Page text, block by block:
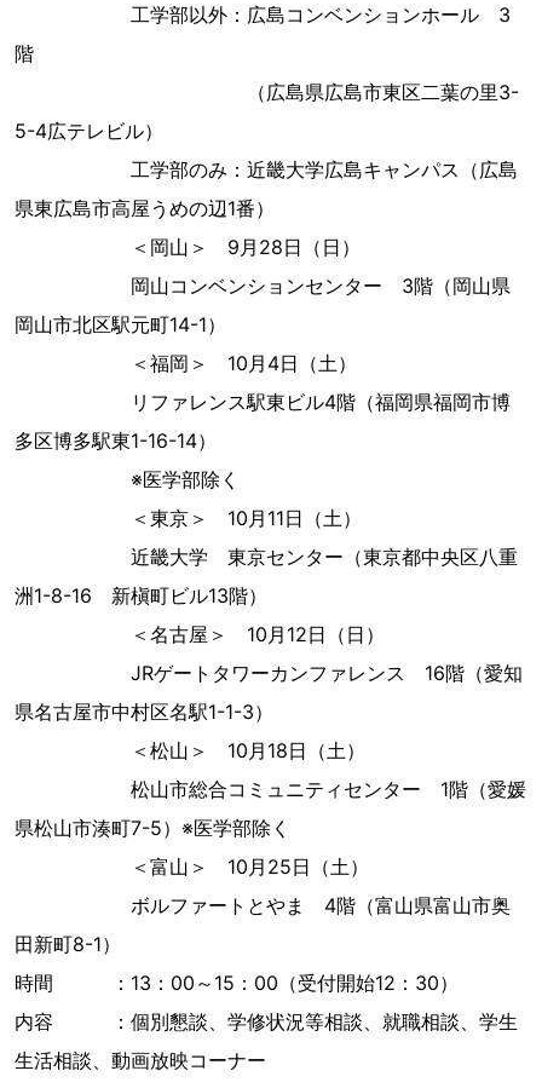
工学部以外：広島コンベンションホール 3
階
（広島県広島市東区二葉の里3-
5-4広テレビル）
工学部のみ：近畿大学広島キャンパス（広島
県東広島市高屋うめの辺1番）
＜岡山＞ 9月28日（日）
岡山コンベンションセンター 3階（岡山県
岡山市北区駅元町14-1）
＜福岡＞ 10月4日（土）
リファレンス駅東ビル4階（福岡県福岡市博
多区博多駅東1-16-14）
※医学部除く
＜東京＞ 10月11日（土）
近畿大学 東京センター（東京都中央区八重
洲1-8-16 新槇町ビル13階）
＜名古屋＞ 10月12日（日）
JRゲートタワーカンファレンス 16階（愛知
県名古屋市中村区名駅1-1-3）
＜松山＞ 10月18日（土）
松山市総合コミュニティセンター 1階（愛媛
県松山市湊町7-5）※医学部除く
＜富山＞ 10月25日（土）
ボルファートとやま 4階（富山県富山市奥
田新町8-1）
時間 ：13：00～15：00（受付開始12：30）
内容 ：個別懇談、学修状況等相談、就職相談、学生
生活相談、動画放映コーナー